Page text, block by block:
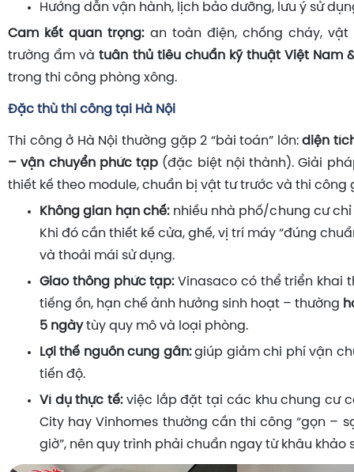
Hướng dẫn vận hành, lịch bảo dưỡng, lưu ý sử
Cam kết quan trọng:an toàn điện, chống cháy, vật
trường ẩm vàtuân thủ tiêu chuẩn kỹ thuật Việt Nam
trong thi công phòng xông.
Đặc thù thi công tại Hà Nội
Thi công ở Hà Nội thường gặp 2 “bài toán” lớn:diện
– vận chuyển phức tạp (đặc biệt nội thành). Giải
thiết kế theo module, chuẩn bị vật tư trước và thi công
Không gian hạn chế:nhiều nhà phố/chung cư chỉ
Khi đó cần thiết kế cửa, ghế, vị trí máy “đúng
và thoải mái sử dụng.
Giao thông phức tạp:Vinasaco có thể triển khai
tiếng ồn, hạn chế ảnh hưởng sinh hoạt – thường
5 ngàytùy quy mô và loại phòng.
Lợi thế nguồn cung gần:giúp giảm chi phí vận
tiến độ.
Ví dụ thực tế:việc lắp đặt tại các khu chung cư
City hay Vinhomes thường cần thi công “gọn –
giờ”, nên quy trình phải chuẩn ngay từ khâu khảo